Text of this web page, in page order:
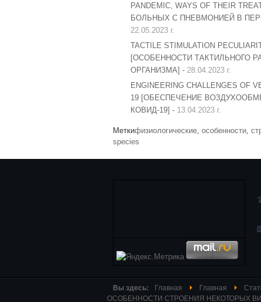
PANDEMIC, WAYS OF THEIR
БОЛЬНЫХ С ПНЕВМОНИЕЙ В
22.05.2023 г.
TACTILE STIMULATION
[ОСОБЕННОСТИ ТАКТИЛЬНОГО
ОРГАНИЗМА] - 28.04.2023 г.
ENGINEERING CHALLENGES OF
19 [ОБЕСПЕЧЕНИЕ
КОВИД-19] - 13.04.2023 г.
Меткифизиологические, особенности,
species
Вы здесь: Главная Главная
ОСОБЕННОСТИ СТРОЕНИЯ НЕКОТОРЫХ ВИДОВ